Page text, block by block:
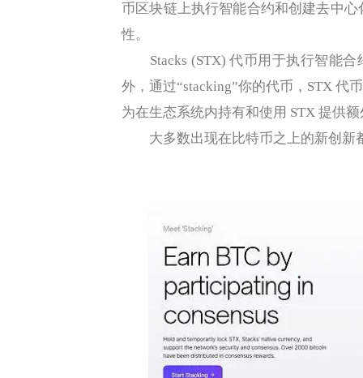
币区块链上执行智能合约和创建去中
性。
Stacks (STX) 代币用于执行智能合
外，通过“stacking”你的代币，STX 代
为在生态系统内持有和使用 STX 提供
大多数出现在比特币之上的新创新